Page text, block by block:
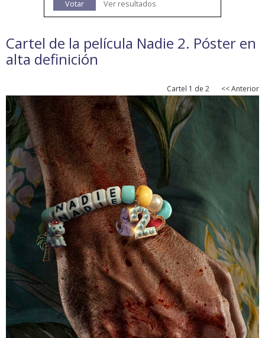
Votar
Ver resultados
Cartel de la película Nadie 2. Póster en
alta definición
Cartel 1 de 2 << Anterior